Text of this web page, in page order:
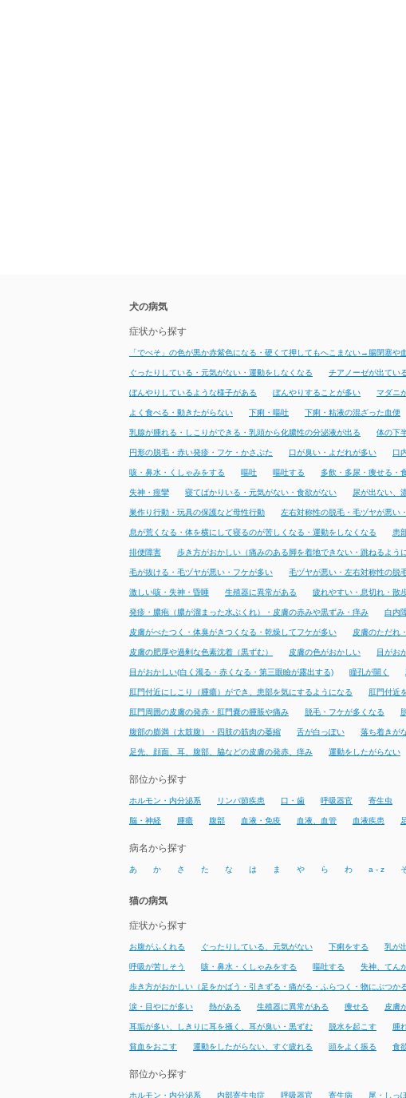
犬の病気
症状から探す
「でべそ」の色が黒か赤紫色になる・硬くて押してもへこまない→腸閉塞や
ぐったりしている・元気がない・運動をしなくなる チアノーゼが出てい
ぼんやりしているような様子がある ぼんやりすることが多い マダニ
よく食べる・動きたがらない 下痢・嘔吐 下痢・粘液の混ざった血便
乳腺が腫れる・しこりができる・乳頭から化膿性の分泌液が出る 体の下
円形の脱毛・赤い発疹・フケ・かさぶた 口が臭い・よだれが多い 口
咳・鼻水・くしゃみをする 嘔吐 嘔吐する 多飲・多尿・痩せる・
失神・痙攣 寝てばかりいる・元気がない・食欲がない 尿が出ない、
巣作り行動・玩具の保護など母性行動 左右対称性の脱毛・毛ヅヤが悪い
息が荒くなる・体を横にして寝るのが苦しくなる・運動をしなくなる 患
排便障害 歩き方がおかしい（痛みのある脚を着地できない・跳ねるよう
毛が抜ける・毛ヅヤが悪い・フケが多い 毛ヅヤが悪い・左右対称性の脱
激しい咳・失神・昏睡 生殖器に異常がある 疲れやすい・息切れ・散
発疹・膿疱（膿が溜まった水ぶくれ）・皮膚の赤みや黒ずみ・痒み 白内
皮膚がべたつく・体臭がきつくなる・乾燥してフケが多い 皮膚のただれ
皮膚の肥厚や過剰な色素沈着（黒ずむ） 皮膚の色がおかしい 目がお
目がおかしい(白く濁る・赤くなる・第三眼瞼が露出する) 瞳孔が開く
肛門付近にしこり（腫瘍）ができ、患部を気にするようになる 肛門付近
肛門周囲の皮膚の発赤・肛門嚢の腫脹や痛み 脱毛・フケが多くなる
腹部の膨満（太鼓腹）・四肢の筋肉の萎縮 舌が白っぽい 落ち着きが
足先、顔面、耳、腹部、脇などの皮膚の発赤、痒み 運動をしたがらない
部位から探す
ホルモン・内分泌系 リンパ節疾患 口・歯 呼吸器官 寄生虫
脳・神経 腫瘍 腹部 血液・免疫 血液、血管 血液疾患
病名から探す
あ か さ た な は ま や ら わ a - z
猫の病気
症状から探す
お腹がふくれる ぐったりしている、元気がない 下痢をする 乳が
呼吸が苦しそう 咳・鼻水・くしゃみをする 嘔吐する 失神、てん
歩き方がおかしい（足をかばう・引きずる・痛がる・ふらつく・物にぶつかる
涙・目やにが多い 熱がある 生殖器に異常がある 痩せる 皮膚
耳垢が多い、しきりに耳を掻く、耳が臭い・黒ずむ 脱水を起こす 腫
貧血をおこす 運動をしたがらない、すぐ疲れる 頭をよく振る 食
部位から探す
ホルモン・内分泌系 内部寄生虫症 呼吸器官 寄生病 尾・しっ